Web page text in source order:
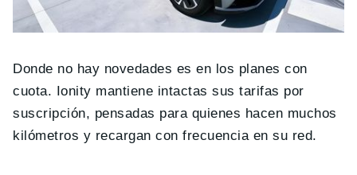
Donde no hay novedades es en los planes con
cuota. Ionity mantiene intactas sus tarifas por
suscripción, pensadas para quienes hacen muchos
kilómetros y recargan con frecuencia en su red.